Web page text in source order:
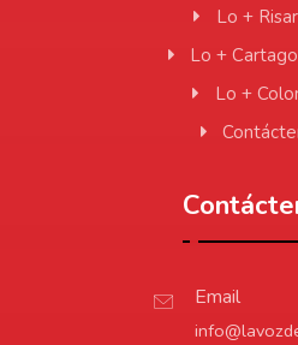
Lo +
Lo +
Lo +
Email